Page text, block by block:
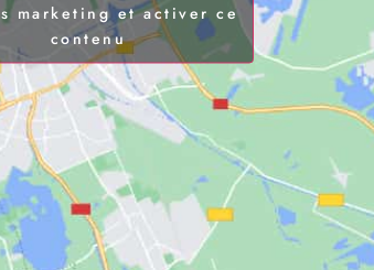
marketing et activer ce
contenu